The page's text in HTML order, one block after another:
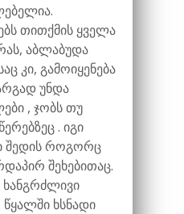
თითქმის ყველა
აბლაბუდა
კი, გამოიყენება
უნდა
, ჯობს თუ
. იგი
შედის როგორც
შეხებითაც.
წყალში ხსნადი